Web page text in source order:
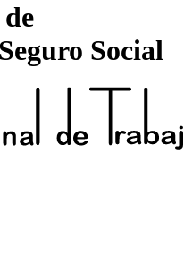
Social